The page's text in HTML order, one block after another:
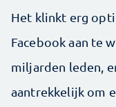
Het klinkt erg
Facebook aan te
miljarden leden,
aantrekkelijk om